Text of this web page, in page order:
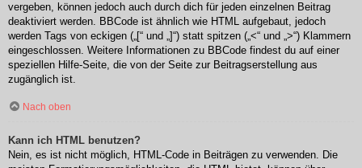
vergeben, können jedoch auch durch dich für jeden einzelnen Beitrag
deaktiviert werden. BBCode ist ähnlich wie HTML aufgebaut, jedoch
werden Tags von eckigen („[“ und „]“) statt spitzen („<“ und „>“) Klammern
eingeschlossen. Weitere Informationen zu BBCode findest du auf einer
speziellen Hilfe-Seite, die von der Seite zur Beitragserstellung aus
zugänglich ist.
Nach oben
Kann ich HTML benutzen?
Nein, es ist nicht möglich, HTML-Code in Beiträgen zu verwenden. Die